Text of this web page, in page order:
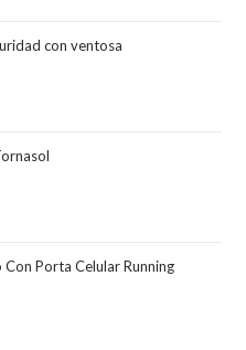
con ventosa
Porta Celular Running